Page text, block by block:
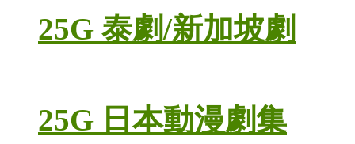
25G 泰劇/新加坡劇
25G 日本動漫劇集